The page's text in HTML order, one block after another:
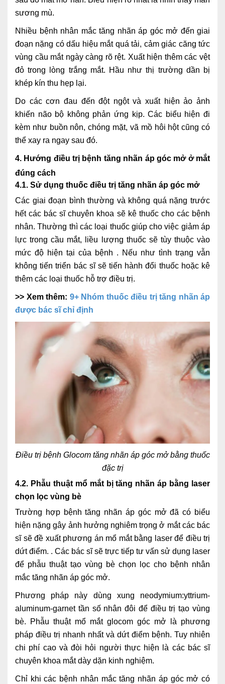
sương mù.
Nhiều bệnh nhân mắc tăng nhãn áp góc mở đến giai
đoạn nặng có dấu hiệu mắt quá tải, cảm giác căng tức
vùng cầu mắt ngày càng rõ rệt. Xuất hiện thêm các vệt
đỏ trong lòng trắng mắt. Hầu như thị trường dần bị
khép kín thu hẹp lại.
Do các cơn đau đến đột ngột và xuất hiện ảo ảnh
khiến não bộ không phản ứng kịp. Các biểu hiện đi
kèm như buồn nôn, chóng mặt, vã mồ hôi hột cũng có
thể xay ra ngay sau đó.
4. Hướng điều trị bệnh tăng nhãn áp góc mở ở mắt
đúng cách
4.1. Sử dụng thuốc điều trị tăng nhãn áp góc mở
Các giai đoạn bình thường và không quá nặng trước
hết các bác sĩ chuyên khoa sẽ kê thuốc cho các bệnh
nhân. Thường thì các loại thuốc giúp cho việc giảm áp
lực trong cầu mắt, liều lượng thuốc sẽ tùy thuộc vào
mức độ hiện tại của bệnh . Nếu như tình trạng vẫn
không tiến triển bác sĩ sẽ tiến hành đổi thuốc hoặc kê
thêm các loại thuốc hỗ trợ điều trị.
>> Xem thêm: 9+ Nhóm thuốc điều trị tăng nhãn áp
được bác sĩ chỉ định
Điều trị bệnh Glocom tăng nhãn áp góc mở bằng thuốc
đặc trị
4.2. Phẫu thuật mổ mắt bị tăng nhãn áp bằng laser
chọn lọc vùng bè
Trường hợp bệnh tăng nhãn áp góc mở đã có biểu
hiện nặng gây ảnh hưởng nghiêm trọng ở mắt các bác
sĩ sẽ đề xuất phương án mổ mắt bằng laser để điều trị
dứt điểm. . Các bác sĩ sẽ trực tiếp tư vấn sử dụng laser
để phẫu thuật tạo vùng bè chọn lọc cho bệnh nhân
mắc tăng nhãn áp góc mở.
Phương pháp này dùng xung neodymium:yttrium-
aluminum-garnet tần số nhân đôi để điều trị tạo vùng
bè. Phẫu thuật mổ mắt glocom góc mở là phương
pháp điều trị nhanh nhất và dứt điểm bệnh. Tuy nhiên
chi phí cao và đòi hỏi người thực hiện là các bác sĩ
chuyên khoa mắt dày dặn kinh nghiệm.
Chỉ khi các bệnh nhân mắc tăng nhãn áp góc mở có